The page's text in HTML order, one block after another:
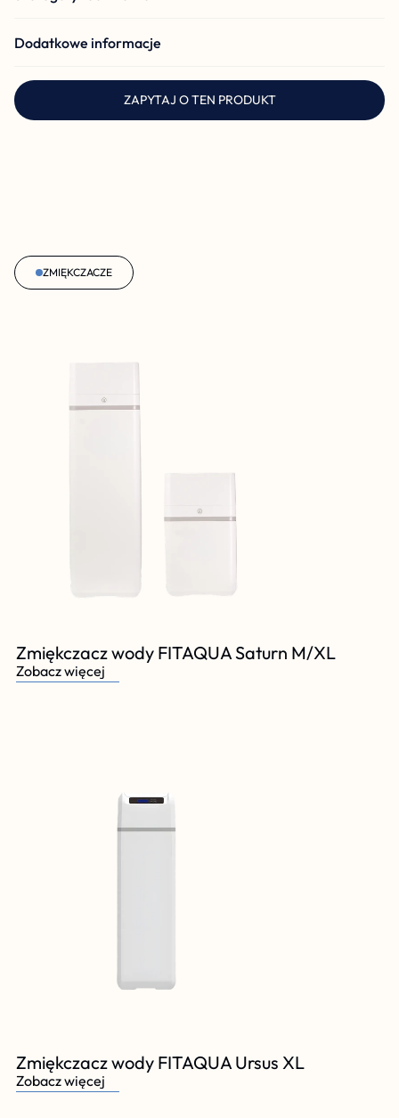
Dodatkowe informacje
ZAPYTAJ O TEN PRODUKT
ZMIĘKCZACZE
Zmiękczacz wody FITAQUA Saturn M/XL
Zobacz więcej
Zmiękczacz wody FITAQUA Ursus XL
Zobacz więcej